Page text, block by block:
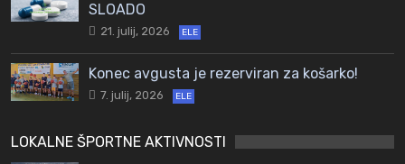
SLOADO
21. julij, 2026 ELE
Konec avgusta je rezerviran za košarko!
7. julij, 2026 ELE
LOKALNE ŠPORTNE AKTIVNOSTI